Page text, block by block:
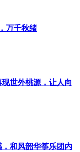
万千秋绪
世外桃源，让人向
和风韶华筝乐团内